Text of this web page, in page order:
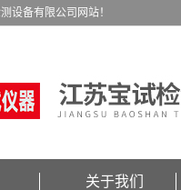
设备有限公司网站！
关于我们